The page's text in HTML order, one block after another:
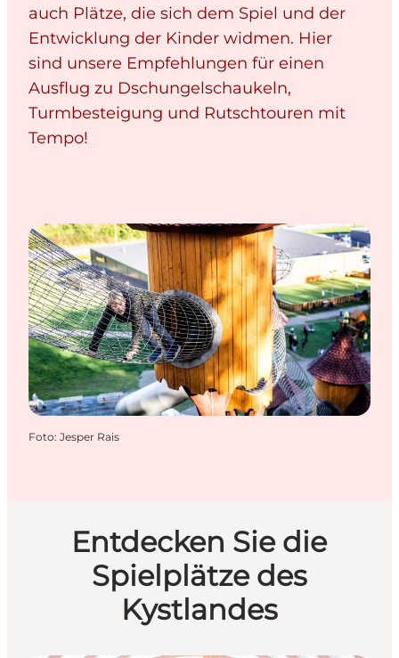
auch Plätze, die sich dem Spiel und der
Entwicklung der Kinder widmen. Hier
sind unsere Empfehlungen für einen
Ausflug zu Dschungelschaukeln,
Turmbesteigung und Rutschtouren mit
Tempo!
Foto: Jesper Rais
Entdecken Sie die
Spielplätze des
Kystlandes